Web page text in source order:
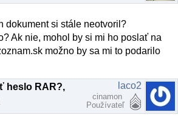
dokument si stále neotvoril?
Ak nie, mohol by si mi ho poslať na
možno by sa mi to podarilo
heslo RAR?, laco2
cinamon
Používateľ